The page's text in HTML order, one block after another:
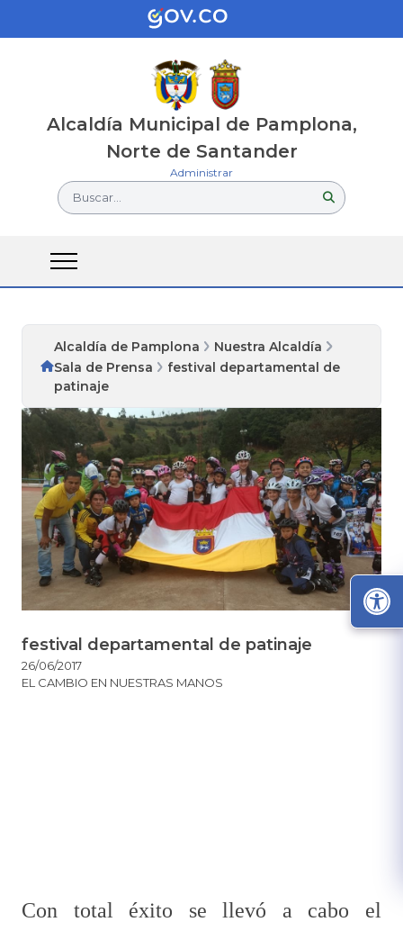
Alcaldía Municipal de Pamplona,
Norte de Santander
Administrar
Buscar...
Alcaldía de Pamplona
Nuestra Alcaldía
Sala de Prensa
festival departamental de
patinaje
festival departamental de patinaje
26/06/2017
EL CAMBIO EN NUESTRAS MANOS
Con total éxito se llevó a cabo el